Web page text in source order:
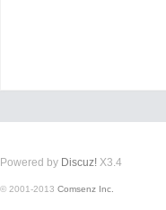
Powered by Discuz! X3.4
© 2001-2013 Comsenz Inc.